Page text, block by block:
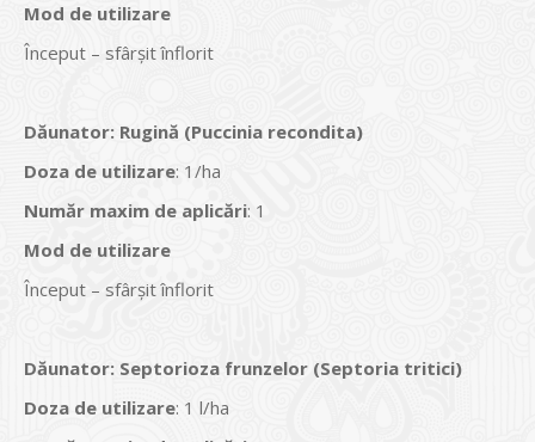
Mod de utilizare
Început – sfârșit înflorit
Dăunator: Rugină (Puccinia recondita)
Doza de utilizare: 1/ha
Număr maxim de aplicări: 1
Mod de utilizare
Început – sfârșit înflorit
Dăunator: Septorioza frunzelor (Septoria tritici)
Doza de utilizare: 1 l/ha